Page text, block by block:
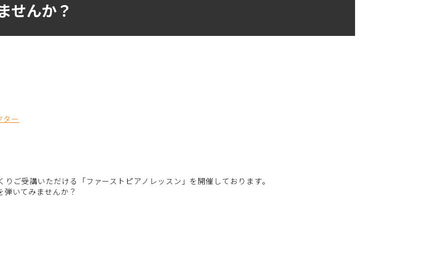
せんか？
ター
ご受講いただける「ファーストピアノレッスン」を開催しております。
いてみませんか？